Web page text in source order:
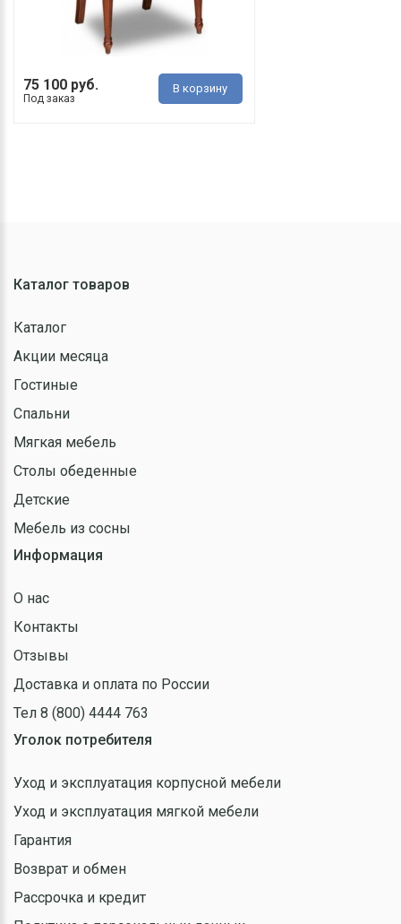
75 100 руб.
Под заказ
В корзину
Каталог товаров
Каталог
Акции месяца
Гостиные
Спальни
Мягкая мебель
Столы обеденные
Детские
Мебель из сосны
Информация
О нас
Контакты
Отзывы
Доставка и оплата по России
Тел 8 (800) 4444 763
Уголок потребителя
Уход и эксплуатация корпусной мебели
Уход и эксплуатация мягкой мебели
Гарантия
Возврат и обмен
Рассрочка и кредит